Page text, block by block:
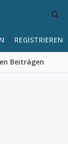
Beiträgen
REGISTRIEREN